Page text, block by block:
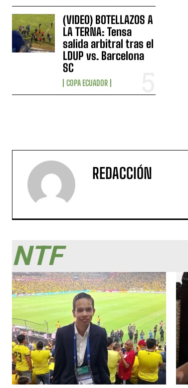
(VIDEO) BOTELLAZOS A
LA TERNA: Tensa
salida arbitral tras el
LDUP vs. Barcelona
SC
COPA ECUADOR
REDACCIÓN
NTF